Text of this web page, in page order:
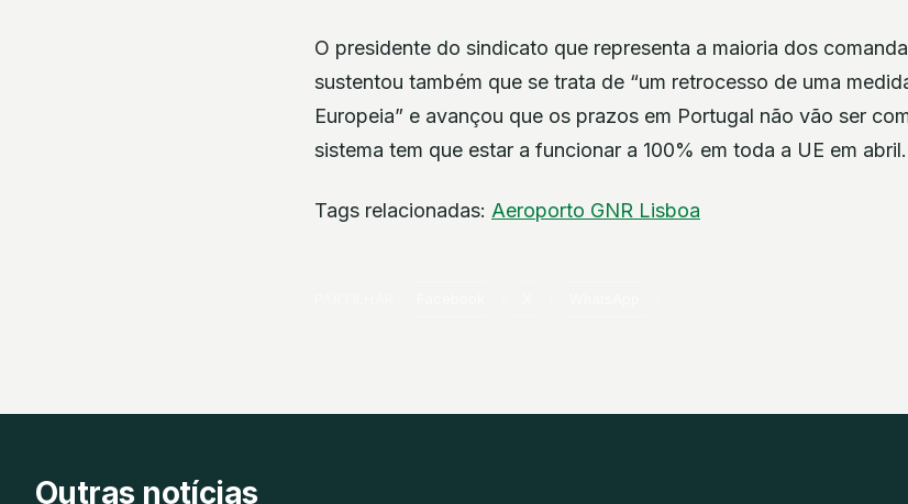
O presidente do sindicato que representa a maioria dos
sustentou também que se trata de “um retrocesso de uma
Europeia” e avançou que os prazos em Portugal não vão ser
sistema tem que estar a funcionar a 100% em toda a UE em abril.
Tags relacionadas: Aeroporto GNR Lisboa
Outras notícias